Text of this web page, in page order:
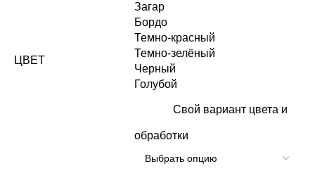
ЦВЕТ
Загар
Бордо
Темно-красный
Темно-зелёный
Черный
Голубой
Свой вариант цвета и
обработки